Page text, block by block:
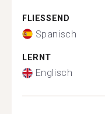
FLIESSEND
Spanisch
LERNT
Englisch